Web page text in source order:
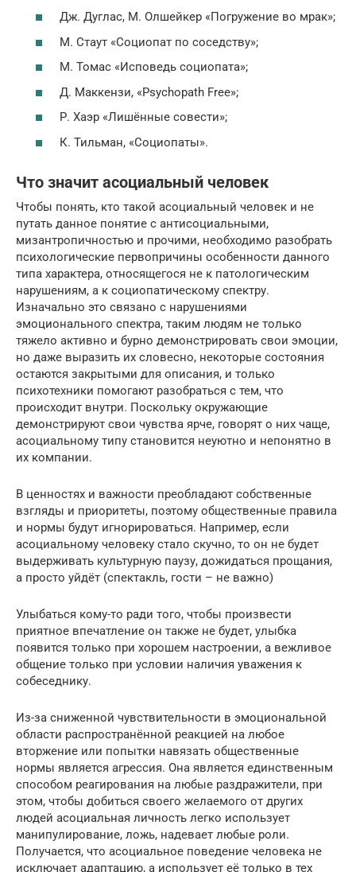
Дж. Дуглас, М. Олшейкер «Погружение во мрак»;
М. Стаут «Социопат по соседству»;
М. Томас «Исповедь социопата»;
Д. Маккензи, «Psychopath Free»;
Р. Хаэр «Лишённые совести»;
К. Тильман, «Социопаты».
Что значит асоциальный человек
Чтобы понять, кто такой асоциальный человек и не
путать данное понятие с антисоциальными,
мизантропичностью и прочими, необходимо разобрать
психологические первопричины особенности данного
типа характера, относящегося не к патологическим
нарушениям, а к социопатическому спектру.
Изначально это связано с нарушениями
эмоционального спектра, таким людям не только
тяжело активно и бурно демонстрировать свои эмоции,
но даже выразить их словесно, некоторые состояния
остаются закрытыми для описания, и только
психотехники помогают разобраться с тем, что
происходит внутри. Поскольку окружающие
демонстрируют свои чувства ярче, говорят о них чаще,
асоциальному типу становится неуютно и непонятно в
их компании.
В ценностях и важности преобладают собственные
взгляды и приоритеты, поэтому общественные правила
и нормы будут игнорироваться. Например, если
асоциальному человеку стало скучно, то он не будет
выдерживать культурную паузу, дожидаться прощания,
а просто уйдёт (спектакль, гости – не важно)
Улыбаться кому-то ради того, чтобы произвести
приятное впечатление он также не будет, улыбка
появится только при хорошем настроении, а вежливое
общение только при условии наличия уважения к
собеседнику.
Из-за сниженной чувствительности в эмоциональной
области распространённой реакцией на любое
вторжение или попытки навязать общественные
нормы является агрессия. Она является единственным
способом реагирования на любые раздражители, при
этом, чтобы добиться своего желаемого от других
людей асоциальная личность легко использует
манипулирование, ложь, надевает любые роли.
Получается, что асоциальное поведение человека не
исключает адаптацию, а использует её только в тех